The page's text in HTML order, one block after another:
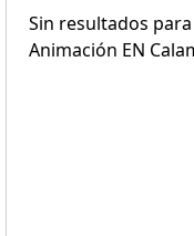
Sin resultados
Animación EN